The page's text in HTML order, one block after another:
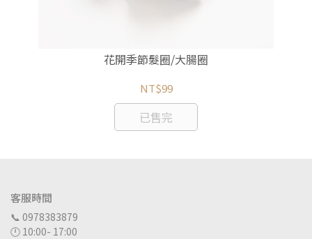
花開季節髮圈/大腸圈
NT$99
已售完
客服時間
📞 0978383879
🕛 10:00- 17:00